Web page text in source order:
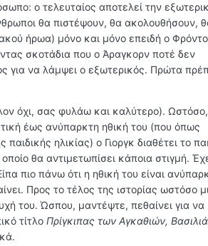
ο τελευταίος αποτελεί την
θα πιστέψουν, θα ακολουθήσουν,
ήρωα) μόνο και μόνο επειδή ο Φρόντο
σκοτάδια που ο Άραγκορν ποτέ δεν
για να λάμψει ο εξωτερικός. Πρώτα
όχι, σας φυλάω και καλύτερο).
έως ανύπαρκτη ηθική του (που όπως
ηλικίας) ο Γιοργκ διαθέτει το
θα αντιμετωπίσει κάποια στιγμή.
πιο πάνω ότι η ηθική του είναι
Προς το τέλος της ιστορίας ωστόσο
του. Ώσπου, μαντέψτε, πεθαίνει για να
τίτλο Πρίγκιπας των Αγκαθιών,